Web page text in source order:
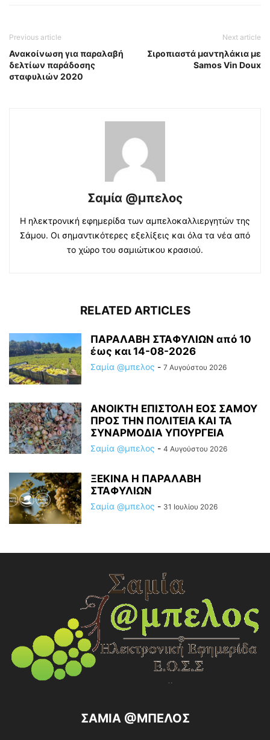
Previous article
Ανακοίνωση για παραλαβή
δελτίων παράδοσης
σταφυλιών 2020
Next article
Σιροπιαστά μαντηλάκια με
Samos Vin Doux
Σαμία @μπελος
Η ηλεκτρονική εφημερίδα των αμπελοκαλλιεργητών της
Σάμου. Οι σημαντικότερες εξελίξεις και όλα τα νέα από
το χώρο του σαμιώτικου κρασιού.
RELATED ARTICLES
ΠΑΡΑΛΑΒΗ ΣΤΑΦΥΛΙΩΝ από 10
έως και 14-08-2026
Σαμία @μπελος - 7 Αυγούστου 2026
ΑΝΟΙΚΤΗ ΕΠΙΣΤΟΛΗ ΕΟΣ ΣΑΜΟΥ
ΠΡΟΣ ΤΗΝ ΠΟΛΙΤΕΙΑ ΚΑΙ ΤΑ
ΣΥΝΑΡΜΟΔΙΑ ΥΠΟΥΡΓΕΙΑ
Σαμία @μπελος - 4 Αυγούστου 2026
ΞΕΚΙΝΑ Η ΠΑΡΑΛΑΒΗ
ΣΤΑΦΥΛΙΩΝ
Σαμία @μπελος - 31 Ιουλίου 2026
ΣΑΜΙΑ @ΜΠΕΛΟΣ